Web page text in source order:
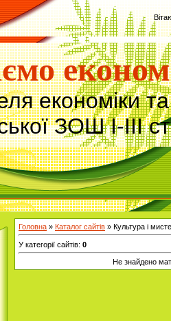
економіки
ЗОШ І-ІІІ
Головна » Каталог сайтів » Культура і
У категорії сайтів: 0
Не знайдено